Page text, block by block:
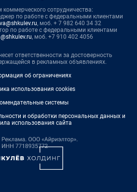
сотрудничества:
по работе с федеральными клиентами
, моб. + 7 982 640 34 32
по работе с федеральными клиентами
, моб. +7 910 402 4056
ответственности за достоверность
в рекламных объявлениях.
об ограничениях
использования cookies
системы
и обработки персональных данных и
использования сайта